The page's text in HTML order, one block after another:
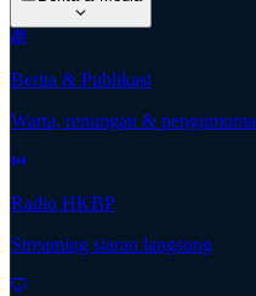
Berita & Publikasi
Warta, renungan &
Radio HKBP
Streaming siaran langsung